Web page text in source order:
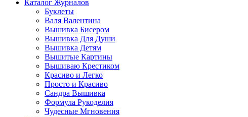
Каталог Журналов
Буклеты
Валя Валентина
Вышивка Бисером
Вышивка Для Души
Вышивка Детям
Вышитые Картины
Вышиваю Крестиком
Красиво и Легко
Просто и Красиво
Сандра Вышивка
Формула Рукоделия
Чудесные Мгновения